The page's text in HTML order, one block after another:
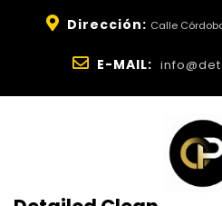
Dirección: Calle
E-MAIL: